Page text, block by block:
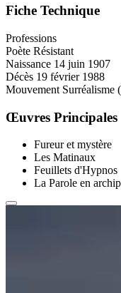
Fiche Technique
Professions
Poète Résistant
Naissance 14 juin 1907
Décès 19 février 1988
Mouvement Surréalisme
Œuvres Principales
Fureur et mystère
Les Matinaux
Feuillets d'Hypnos
La Parole en